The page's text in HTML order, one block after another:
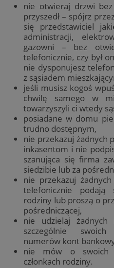
nie otwieraj drzwi
przyszedł – spójrz
się przedstawiciel
administracji,
gazowni – bez
telefonicznie, czy był
nie dysponujesz
z sąsiadem
jeśli musisz kogoś
chwilę samego w
towarzyszyli ci wtedy
posiadane w domu
trudno dostępnym,
nie przekazuj żadnych
inkasentom i nie
szanująca się firma
siedzibie lub za
nie przekazuj
telefonicznie podają
rodziny lub proszą o
pośredniczącej,
nie udzielaj
szczególnie
numerów kont
nie mów o swoich
członkach rodziny.